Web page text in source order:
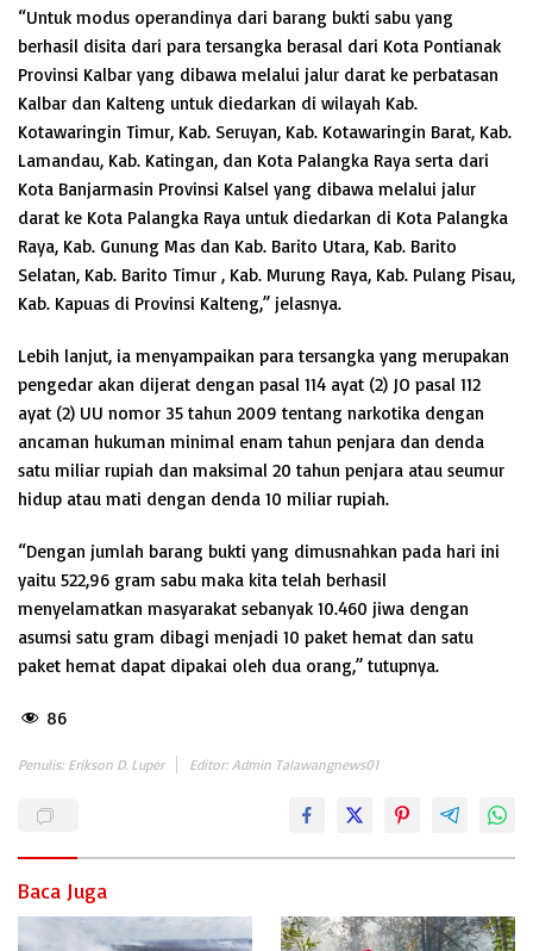
“Untuk modus operandinya dari barang bukti sabu yang
berhasil disita dari para tersangka berasal dari Kota Pontianak
Provinsi Kalbar yang dibawa melalui jalur darat ke perbatasan
Kalbar dan Kalteng untuk diedarkan di wilayah Kab.
Kotawaringin Timur, Kab. Seruyan, Kab. Kotawaringin Barat, Kab.
Lamandau, Kab. Katingan, dan Kota Palangka Raya serta dari
Kota Banjarmasin Provinsi Kalsel yang dibawa melalui jalur
darat ke Kota Palangka Raya untuk diedarkan di Kota Palangka
Raya, Kab. Gunung Mas dan Kab. Barito Utara, Kab. Barito
Selatan, Kab. Barito Timur , Kab. Murung Raya, Kab. Pulang Pisau,
Kab. Kapuas di Provinsi Kalteng,” jelasnya.
Lebih lanjut, ia menyampaikan para tersangka yang merupakan
pengedar akan dijerat dengan pasal 114 ayat (2) JO pasal 112
ayat (2) UU nomor 35 tahun 2009 tentang narkotika dengan
ancaman hukuman minimal enam tahun penjara dan denda
satu miliar rupiah dan maksimal 20 tahun penjara atau seumur
hidup atau mati dengan denda 10 miliar rupiah.
“Dengan jumlah barang bukti yang dimusnahkan pada hari ini
yaitu 522,96 gram sabu maka kita telah berhasil
menyelamatkan masyarakat sebanyak 10.460 jiwa dengan
asumsi satu gram dibagi menjadi 10 paket hemat dan satu
paket hemat dapat dipakai oleh dua orang,” tutupnya.
86
Penulis: Erikson D. Luper Editor: Admin Talawangnews01
Baca Juga